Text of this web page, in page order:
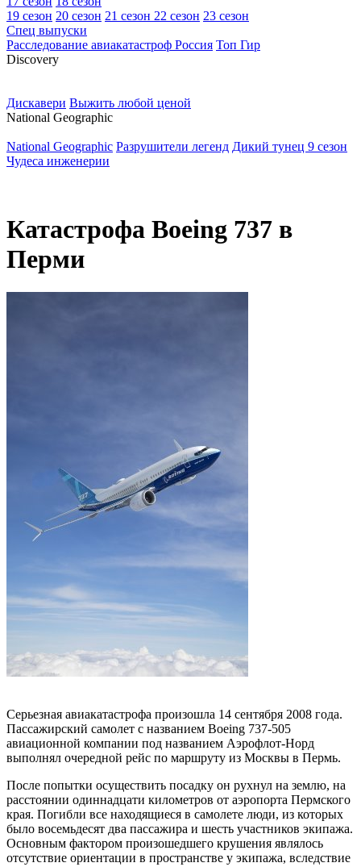
19 сезон 20 сезон 21 сезон 22 сезон 23 сезон
Спец выпуски
Расследование авиакатастроф Россия Топ Гир
Discovery
Дискавери Выжить любой ценой
National Geographic
National Geographic Разрушители легенд Дикий тунец 9 сезон
Чудеса инженерии
Катастрофа Boeing 737 в
Перми
Серьезная авиакатастрофа произошла 14 сентября 2008 года.
Пассажирский самолет с названием Boeing 737-505
авиационной компании под названием Аэрофлот-Норд
выполнял очередной рейс по маршруту из Москвы в Пермь.
После попытки осуществить посадку он рухнул на землю, на
расстоянии одиннадцати километров от аэропорта Пермского
края. Погибли все находящиеся в самолете люди, из которых
было восемьдесят два пассажира и шесть участников экипажа.
Основным фактором произошедшего крушения являлось
отсутствие ориентации в пространстве у экипажа, вследствие